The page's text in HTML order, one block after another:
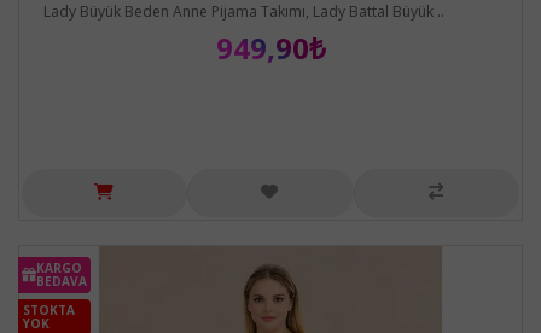
Lady Büyük Beden Anne Pijama Takımı, Lady Battal Büyük ..
949,90₺
KARGO
BEDAVA
STOKTA
YOK